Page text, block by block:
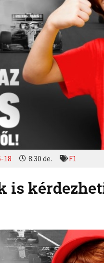
18 8:30 de. F1
is